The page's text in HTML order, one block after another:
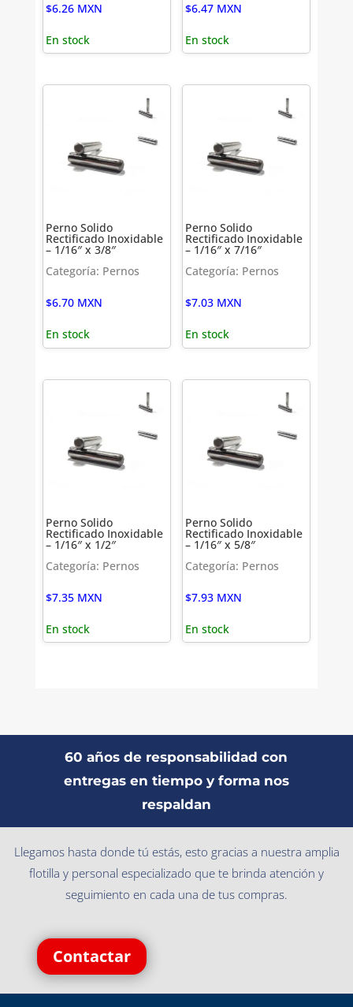
$6.26 MXN
En stock
$6.47 MXN
En stock
Perno Solido
Rectificado Inoxidable
– 1/16″ x 3/8″
Categoría: Pernos
$6.70 MXN
En stock
Perno Solido
Rectificado Inoxidable
– 1/16″ x 7/16″
Categoría: Pernos
$7.03 MXN
En stock
Perno Solido
Rectificado Inoxidable
– 1/16″ x 1/2″
Categoría: Pernos
$7.35 MXN
En stock
Perno Solido
Rectificado Inoxidable
– 1/16″ x 5/8″
Categoría: Pernos
$7.93 MXN
En stock
60 años de responsabilidad con
entregas en tiempo y forma nos
respaldan
Llegamos hasta donde tú estás, esto gracias a nuestra amplia
flotilla y personal especializado que te brinda atención y
seguimiento en cada una de tus compras.
Contactar